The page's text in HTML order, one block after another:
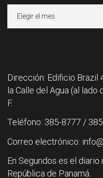
Dirección: Edificio Brazil
la Calle del Agua (al lado
F.
Teléfono: 385-8777 /
Correo electrónico:
En Segundos es el
República de Panamá.